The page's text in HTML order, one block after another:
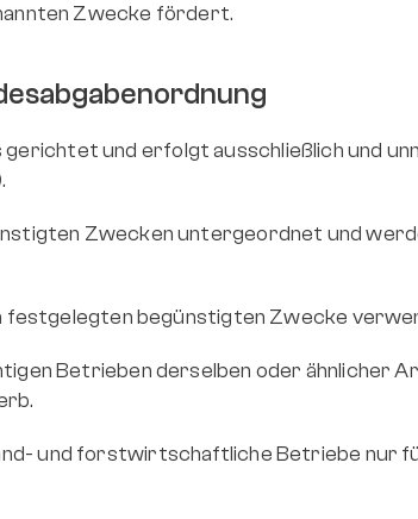
Zwecke fördert.
gerichtet und erfolgt ausschließlich und
Zwecken untergeordnet und
festgelegten begünstigten Zwecke
Betrieben derselben oder ähnlicher
und forstwirtschaftliche Betriebe nur